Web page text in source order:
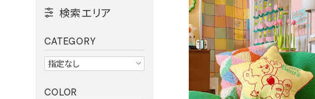
検索エリア
CATEGORY
COLOR